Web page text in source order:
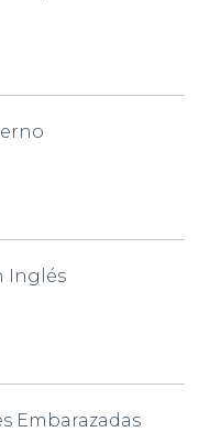
Inglés
Embarazadas